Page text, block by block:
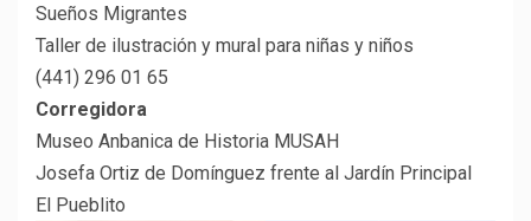
Sueños Migrantes
Taller de ilustración y mural para niñas y niños
(441) 296 01 65
Corregidora
Museo Anbanica de Historia MUSAH
Josefa Ortiz de Domínguez frente al Jardín Principal
El Pueblito